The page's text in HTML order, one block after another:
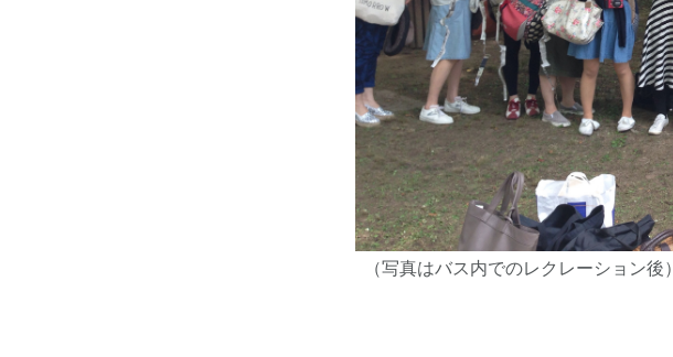
（写真はバス内でのレクレーション後）